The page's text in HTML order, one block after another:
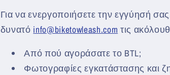
Για να ενεργοποιήσετε την εγγύησή
δυνατό info@biketowleash.com τις
Από πού αγοράσατε το BTL;
Φωτογραφίες εγκατάστασης και